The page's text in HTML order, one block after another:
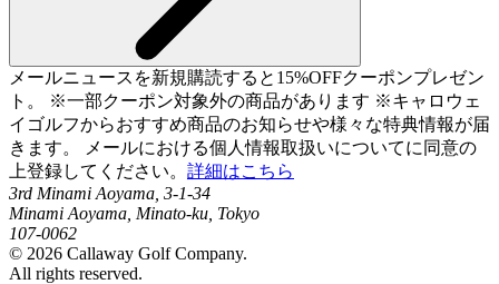
メールニュースを新規購読すると15%OFFクーポンプレゼン
ト。 ※一部クーポン対象外の商品があります ※キャロウェ
イゴルフからおすすめ商品のお知らせや様々な特典情報が届
きます。 メールにおける個人情報取扱いについてに同意の
上登録してください。 詳細はこちら
3rd Minami Aoyama, 3-1-34
Minami Aoyama, Minato-ku, Tokyo
107-0062
© 2026 Callaway Golf Company.
All rights reserved.